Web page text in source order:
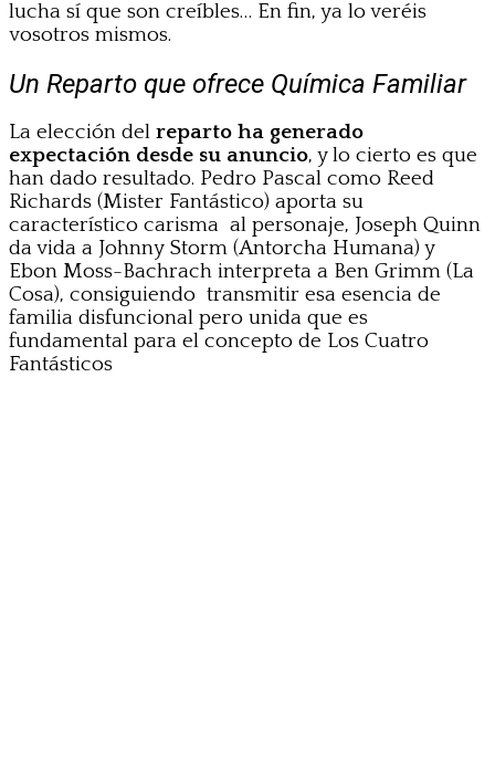
lucha sí que son creíbles… En fin, ya lo veréis
vosotros mismos.
Un Reparto que ofrece Química Familiar
La elección del reparto ha generado
expectación desde su anuncio, y lo cierto es que
han dado resultado. Pedro Pascal como Reed
Richards (Mister Fantástico) aporta su
característico carisma al personaje, Joseph Quinn
da vida a Johnny Storm (Antorcha Humana) y
Ebon Moss-Bachrach interpreta a Ben Grimm (La
Cosa), consiguiendo transmitir esa esencia de
familia disfuncional pero unida que es
fundamental para el concepto de Los Cuatro
Fantásticos